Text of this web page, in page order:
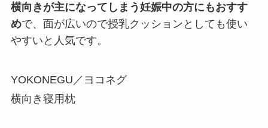
横向きが主になってしまう妊娠中の方にもおすす
めで、面が広いので授乳クッションとしても使い
やすいと人気です。
YOKONEGU／ヨコネグ
横向き寝用枕